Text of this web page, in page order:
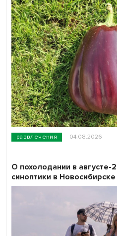
развлечения 04.08.2026
О похолодании в августе-
синоптики в Новосибирске